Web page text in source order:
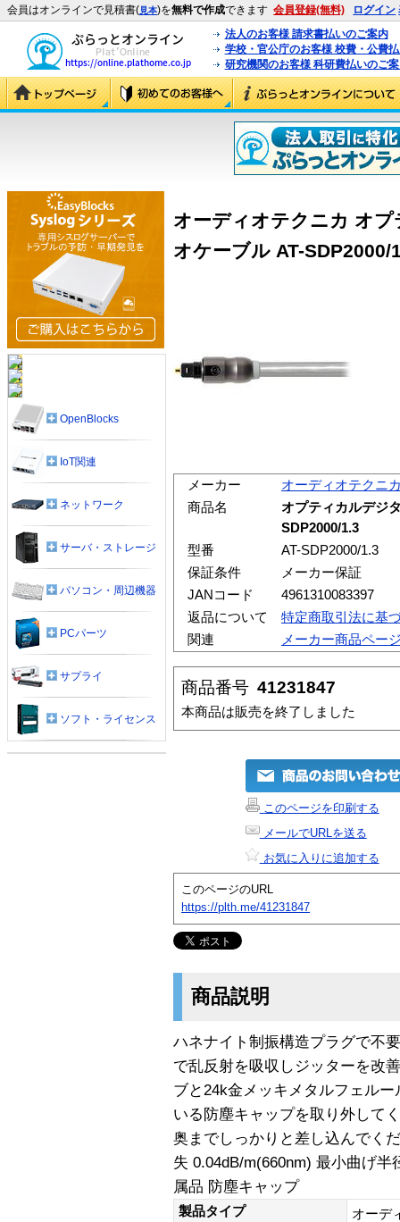
会員はオンラインで見積書(見本)を無料で作成できます 会員登録(無料) ログイン
法人のお客様 請求書払いのご案内
学校・官公庁のお客様 校費・公費
研究機関のお客様 科研費払いのご
オーディオテクニカ オ
オケーブル AT-SDP2000/
メーカー
オーディオテクニ
商品名
オプティカルデジ
SDP2000/1.3
型番
AT-SDP2000/1.3
保証条件
メーカー保証
JANコード
4961310083397
返品について
特定商取引法に基
関連
メーカー商品ペー
商品番号 41231847
本商品は販売を終了しました
このページを印刷する
メールでURLを送る
お気に入りに追加する
このページのURL
https://plth.me/41231847
商品説明
ハネナイト制振構造プラグで不
で乱反射を吸収しジッターを改
ブと24k金メッキメタルフェル
いる防塵キャップを取り外して
奥までしっかりと差し込んでく
失 0.04dB/m(660nm) 最小曲げ
属品 防塵キャップ
製品タイプ
オーデ
OpenBlocks
IoT関連
ネットワーク
サーバ・ストレージ
パソコン・周辺機器
PCパーツ
サプライ
ソフト・ライセンス